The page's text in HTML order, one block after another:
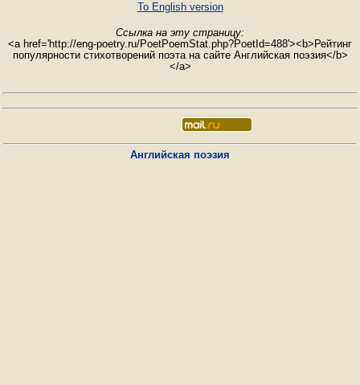
To English version
Ссылка на эту страницу:
<a href='http://eng-poetry.ru/PoetPoemStat.php?PoetId=488'><b>Рейтинг
популярности стихотворений поэта на сайте Английская поэзия</b>
</a>
Английская поэзия